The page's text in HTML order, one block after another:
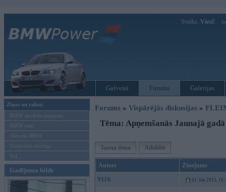
Sveiks, Viesi!
Galvenā Forums Galerijas
Ziņas un raksti
BMW modeļu jaunumi
BMW testi
Mēneša BMW
Sērijveida tūnings
Vel...
Gadījuma bilde
Forums » Vispārējās diskusijas »
Tēma: Apņemšanās Jaunajā gadā
Jauna tēma Atbildēt
Autors Ziņojums
9116 01. Jan 2013,